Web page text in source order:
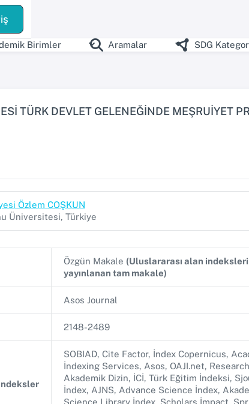
Birimler Aramalar SDG
TÜRK DEVLET GELENEĞİNDE MEŞRUİYET
Özlem COŞKUN
Üniversitesi, Türkiye
Özgün Makale (Uluslararası alan
yayınlanan tam makale)
Asos Journal
2148-2489
SOBIAD, Cite Factor, İndex Copernicus,
İndexing Services, Asos, OAJI.net,
Akademik Dizin, İCİ, Türk Eğitim İndeksi,
İndex, AJNS, Advance Science İndex,